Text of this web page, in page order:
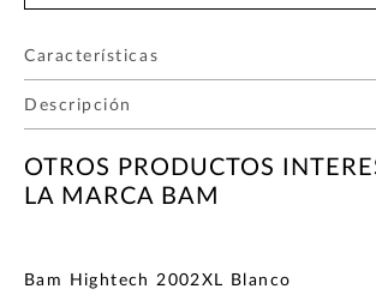
Características
Descripción
OTROS PRODUCTOS
LA MARCA BAM
Bam Hightech 2002XL Blanco